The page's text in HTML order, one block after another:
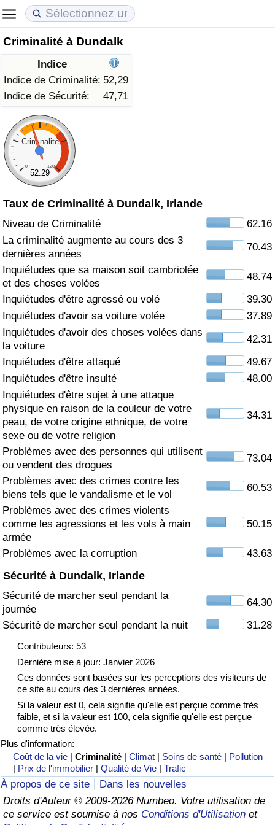
Criminalité à Dundalk
Indice
Indice de Criminalité: 52,29
Indice de Sécurité:
47,71
Criminalité
0 120
52.29
Taux de Criminalité à Dundalk, Irlande
Niveau de Criminalité
62.16
La criminalité augmente au cours des 3
dernières années
70.43
Inquiétudes que sa maison soit cambriolée
et des choses volées
48.74
Inquiétudes d'être agressé ou volé
39.30
Inquiétudes d'avoir sa voiture volée
37.89
Inquiétudes d'avoir des choses volées dans
la voiture
42.31
Inquiétudes d'être attaqué
49.67
Inquiétudes d'être insulté
48.00
Inquiétudes d'être sujet à une attaque
physique en raison de la couleur de votre
peau, de votre origine ethnique, de votre
sexe ou de votre religion
34.31
Problèmes avec des personnes qui utilisent
ou vendent des drogues
73.04
Problèmes avec des crimes contre les
biens tels que le vandalisme et le vol
60.53
Problèmes avec des crimes violents
comme les agressions et les vols à main
armée
50.15
Problèmes avec la corruption 43.63
Sécurité à Dundalk, Irlande
Sécurité de marcher seul pendant la
journée
64.30
Sécurité de marcher seul pendant la nuit
31.28
Contributeurs: 53
Dernière mise à jour: Janvier 2026
Ces données sont basées sur les perceptions des visiteurs de
ce site au cours des 3 dernières années.
Si la valeur est 0, cela signifie qu'elle est perçue comme très
faible, et si la valeur est 100, cela signifie qu'elle est perçue
comme très élevée.
Plus d'information:
Coût de la vie |Criminalité |Climat | Soins de santé | Pollution
| Prix de l'immobilier |Qualité de Vie |Trafic
À propos de ce site
Dans les nouvelles
Droits d'Auteur © 2009-2026 Numbeo. Votre utilisation de
ce service est soumise à nos Conditions d'Utilisation et
Coût de la vie
Indice du Coût de la Vie (Actuel)
Indice du Coût de la Vie
Indice du coût de la vie par pays
à Akaba
Prix de l'immobilier
Indice des Prix de l'immobilier (Actuel)
Indice des Prix de l'immobilier
Indice des Prix de l'immobilier par Pays
Qualité de Vie
Indice de Qualité de Vie
Indice de Qualité de Vie (Actuel)
Indice de qualité de vie par pays
Criminalité
Indice de Criminalité (Actuel)
Indice de Criminalité
Indice de criminalité par pays
Soins de santé
Indice des soins de santé (Actuel)
Indice des soins de santé
Indice des soins de santé par Pays
Pollution
Indice de Pollution (Actuel)
Indice de pollution
Indice de Pollution par Pays
Trafic
Indice de Trafic
Indice de Trafic (Actuel)
Indice de Trafic par Pays